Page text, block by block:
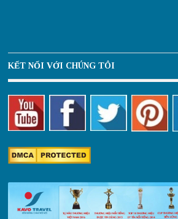
KẾT NỐI VỚI CHÚNG TÔI